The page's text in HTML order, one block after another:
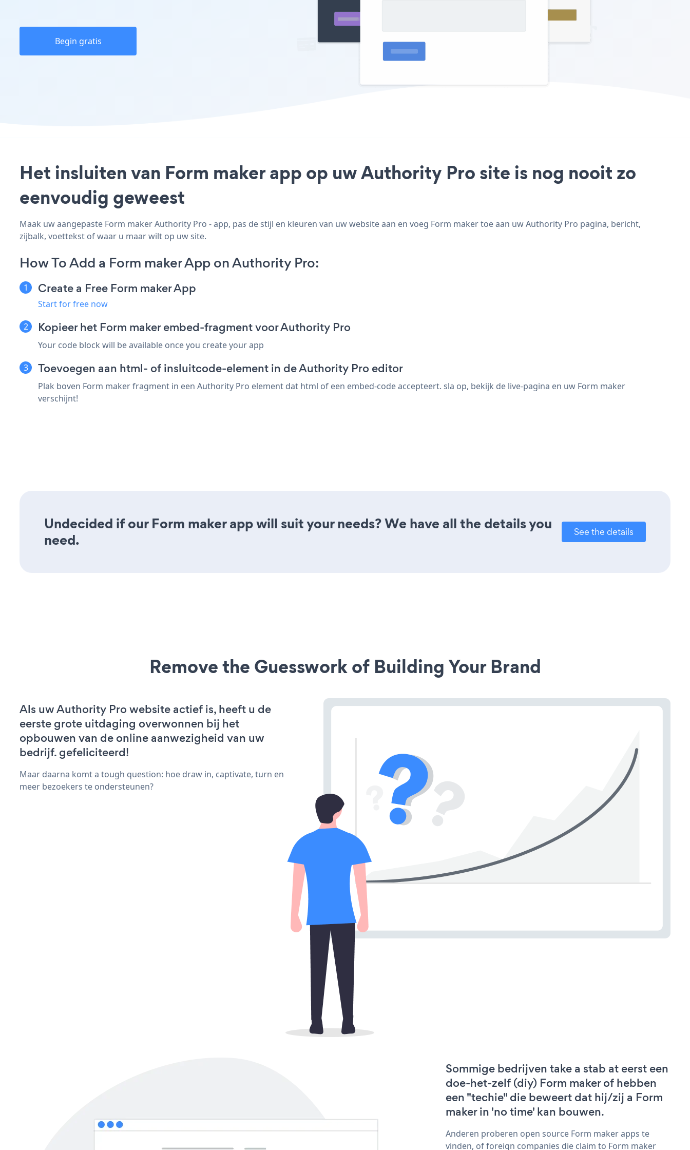
Begin gratis
Het insluiten van Form maker app op uw Authority Pro site is nog nooit zo
eenvoudig geweest
Maak uw aangepaste Form maker Authority Pro - app, pas de stijl en kleuren van uw website aan en voeg Form maker toe aan uw Authority Pro pagina, bericht,
zijbalk, voettekst of waar u maar wilt op uw site.
How To Add a Form maker App on Authority Pro:
Create a Free Form maker App
Start for free now
Kopieer het Form maker embed-fragment voor Authority Pro
Your code block will be available once you create your app
Toevoegen aan html- of insluitcode-element in de Authority Pro editor
Plak boven Form maker fragment in een Authority Pro element dat html of een embed-code accepteert. sla op, bekijk de live-pagina en uw Form maker
verschijnt!
Undecided if our Form maker app will suit your needs? We have all the details you
need.
See the details
Remove the Guesswork of Building Your Brand
Als uw Authority Pro website actief is, heeft u de
eerste grote uitdaging overwonnen bij het
opbouwen van de online aanwezigheid van uw
bedrijf. gefeliciteerd!
Maar daarna komt a tough question: hoe draw in, captivate, turn en
meer bezoekers te ondersteunen?
Sommige bedrijven take a stab at eerst een
doe-het-zelf (diy) Form maker of hebben
een "techie" die beweert dat hij/zij a Form
maker in 'no time' kan bouwen.
Anderen proberen open source Form maker apps te
vinden, of foreign companies die claim to Form maker